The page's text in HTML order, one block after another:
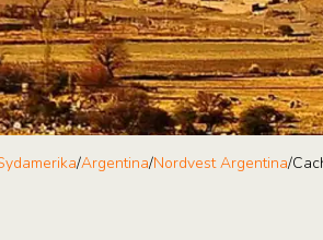
/Argentina/Nordvest Argentina/